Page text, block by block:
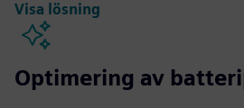
Visa lösning
Optimering av